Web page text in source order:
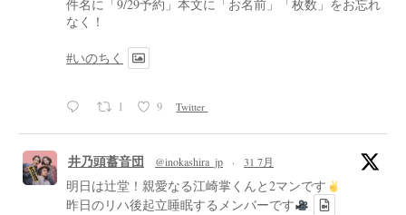
件名に「9/29予約」本文に「お名前」「枚数」をお忘れ
なく！
#いのちく
1 9 Twitter
井乃頭蓄音団 @inokashira_jp · 31 7月
明日は辻堂！親愛なる江崎掌くんと2マンです
昨日のリハ後起立睡眠するメンバーです